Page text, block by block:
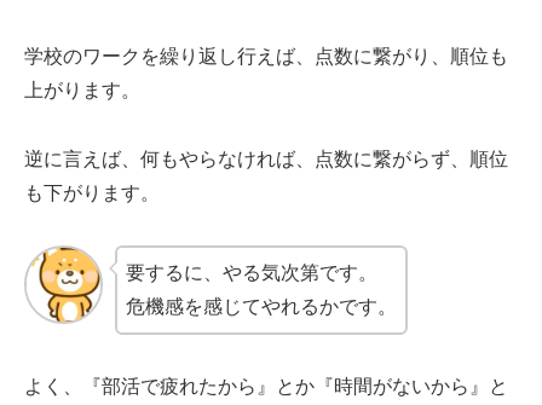
学校のワークを繰り返し行えば、点数に繋がり、順位も
上がります。
逆に言えば、何もやらなければ、点数に繋がらず、順位
も下がります。
要するに、やる気次第です。
危機感を感じてやれるかです。
よく、『部活で疲れたから』とか『時間がないから』と